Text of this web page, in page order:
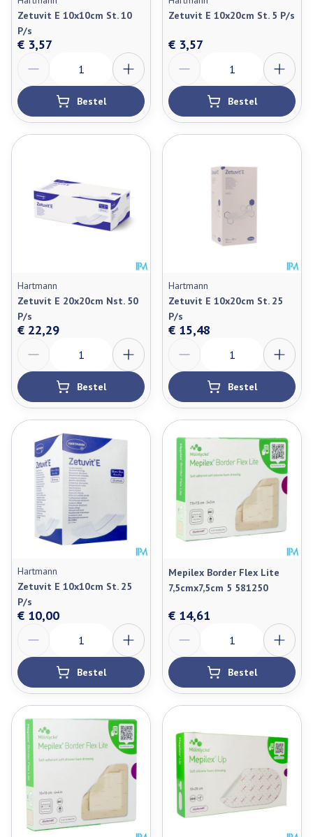
Zetuvit E 10x10cm St. 10
P/s
€ 3,57
Bestel
Zetuvit E 10x20cm St. 5 P/s
€ 3,57
Bestel
Hartmann
Zetuvit E 20x20cm Nst. 50
P/s
€ 22,29
Bestel
Hartmann
Zetuvit E 10x20cm St. 25
P/s
€ 15,48
Bestel
Hartmann
Zetuvit E 10x10cm St. 25
P/s
€ 10,00
Bestel
Mepilex Border Flex Lite
7,5cmx7,5cm 5 581250
€ 14,61
Bestel